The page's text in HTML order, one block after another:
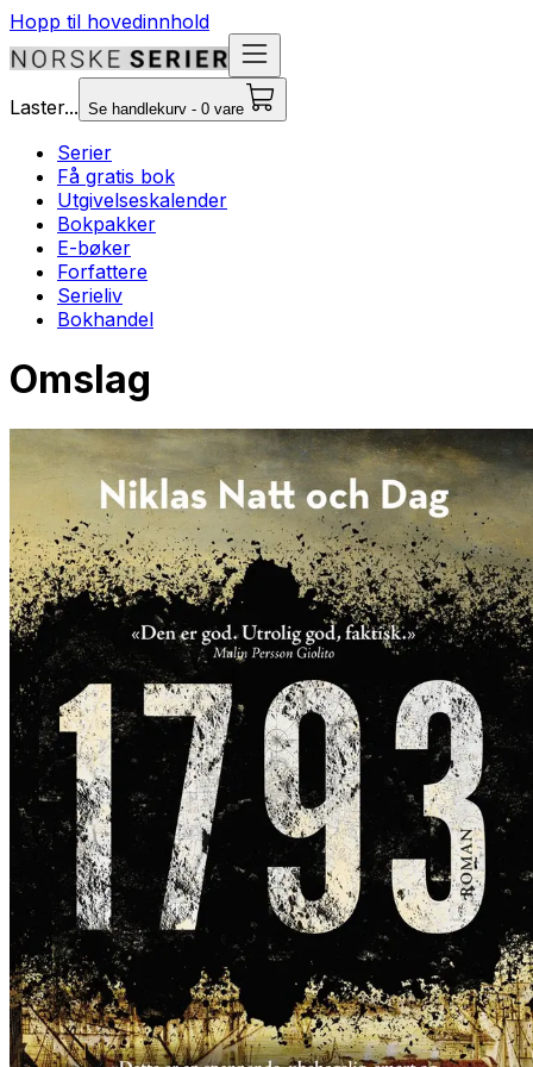
Hopp til hovedinnhold
Laster... Se handlekurv - 0 vare
Serier
Få gratis bok
Utgivelseskalender
Bokpakker
E-bøker
Forfattere
Serieliv
Bokhandel
Omslag